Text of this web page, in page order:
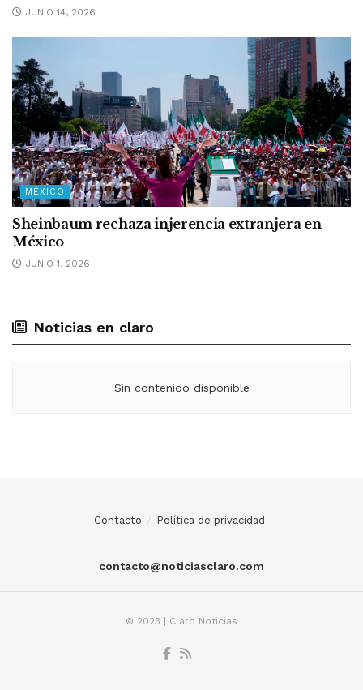
JUNIO 14, 2026
MÉXICO
Sheinbaum rechaza injerencia extranjera en
México
JUNIO 1, 2026
Noticias en claro
Sin contenido disponible
Contacto Política de privacidad
contacto@noticiasclaro.com
© 2023 | Claro Noticias